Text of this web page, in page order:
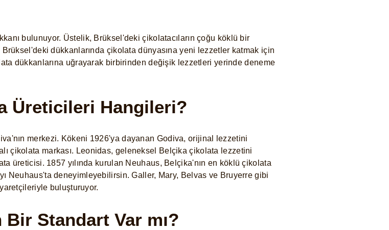
bulunuyor. Üstelik, Brüksel'deki çikolatacıların çoğu köklü bir
dükkanlarında çikolata dünyasına yeni lezzetler katmak için
dükkanlarına uğrayarak birbirinden değişik lezzetleri yerinde deneme
Üreticileri Hangileri?
merkezi. Kökeni 1926'ya dayanan Godiva, orijinal lezzetini
çikolata markası. Leonidas, geleneksel Belçika çikolata lezzetini
üreticisi. 1857 yılında kurulan Neuhaus, Belçika'nın en köklü çikolata
Neuhaus'ta deneyimleyebilirsin. Galler, Mary, Belvas ve Bruyerre gibi
buluşturuyor.
Standart Var mı?